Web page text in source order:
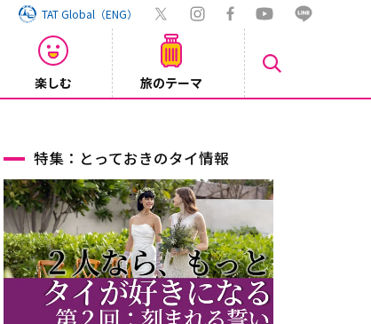
TAT Global（ENG）
楽しむ 旅のテーマ
特集：とっておきのタイ情報